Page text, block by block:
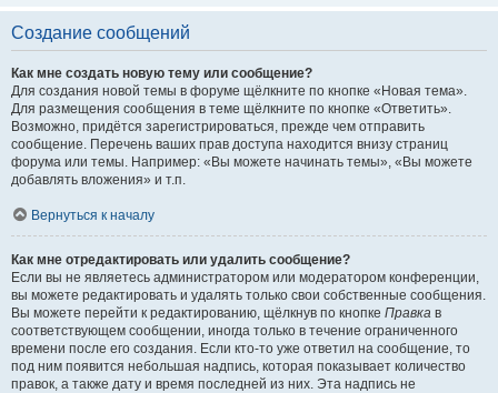
Создание сообщений
Как мне создать новую тему или сообщение?
Для создания новой темы в форуме щёлкните по кнопке «Новая тема».
Для размещения сообщения в теме щёлкните по кнопке «Ответить».
Возможно, придётся зарегистрироваться, прежде чем отправить
сообщение. Перечень ваших прав доступа находится внизу страниц
форума или темы. Например: «Вы можете начинать темы», «Вы можете
добавлять вложения» и т.п.
Вернуться к началу
Как мне отредактировать или удалить сообщение?
Если вы не являетесь администратором или модератором конференции,
вы можете редактировать и удалять только свои собственные сообщения.
Вы можете перейти к редактированию, щёлкнув по кнопке Правка в
соответствующем сообщении, иногда только в течение ограниченного
времени после его создания. Если кто-то уже ответил на сообщение, то
под ним появится небольшая надпись, которая показывает количество
правок, а также дату и время последней из них. Эта надпись не